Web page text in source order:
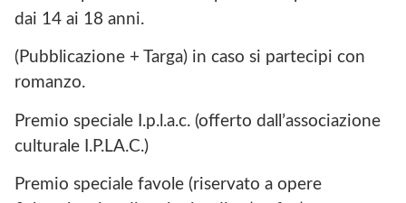
dai 14 ai 18 anni.
(Pubblicazione + Targa) in caso si partecipi con
romanzo.
Premio speciale I.p.l.a.c. (offerto dall’associazione
culturale I.P.LA.C.)
Premio speciale favole (riservato a opere